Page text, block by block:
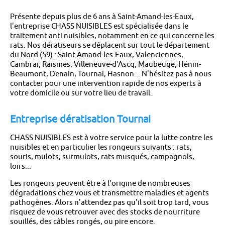
Présente depuis plus de 6 ans à Saint-Amand-les-Eaux,
l'entreprise CHASS NUISIBLES est spécialisée dans le
traitement anti nuisibles, notamment en ce qui concerne les
rats. Nos dératiseurs se déplacent sur tout le département
du Nord (59) : Saint-Amand-les-Eaux, Valenciennes,
Cambrai, Raismes, Villeneuve-d'Ascq, Maubeuge, Hénin-
Beaumont, Denain, Tournai, Hasnon... N'hésitez pas à nous
contacter pour une intervention rapide de nos experts à
votre domicile ou sur votre lieu de travail.
Entreprise dératisation Tournai
CHASS NUISIBLES est à votre service pour la lutte contre les
nuisibles et en particulier les rongeurs suivants : rats,
souris, mulots, surmulots, rats musqués, campagnols,
loirs...
Les rongeurs peuvent être à l'origine de nombreuses
dégradations chez vous et transmettre maladies et agents
pathogènes. Alors n'attendez pas qu'il soit trop tard, vous
risquez de vous retrouver avec des stocks de nourriture
souillés, des câbles rongés, ou pire encore.